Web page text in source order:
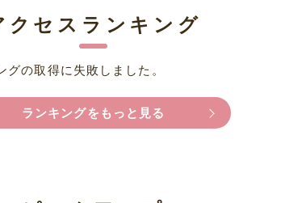
クセスランキング
グの取得に失敗しました。
ランキングをもっと見る